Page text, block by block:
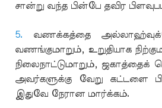
சான்று வந்த பின்பே தவிர
5. வணக்கத்தை
வணங்குமாறும், உறுதியாக
நிலைநாட்டுமாறும், ஜகாத்தைக்
அவர்களுக்கு வேறு கட்டளை
இதுவே நேரான மார்க்கம்.